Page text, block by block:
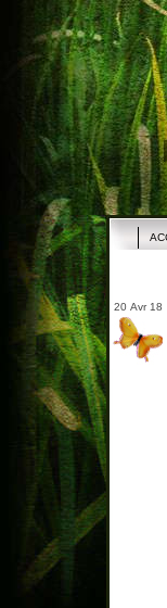
20 Avr 18